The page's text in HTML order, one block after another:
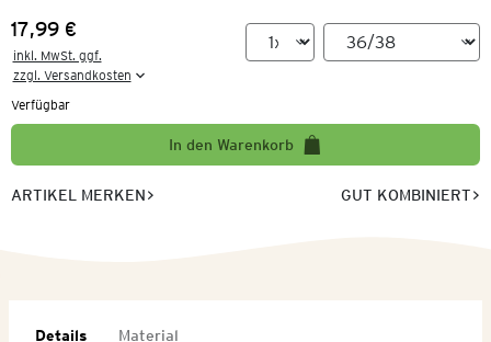
Preis:
17,99 €
inkl. MwSt. ggf.
zzgl. Versandkosten
Verfügbar
In den Warenkorb
ARTIKEL MERKEN GUT KOMBINIERT
Details Material